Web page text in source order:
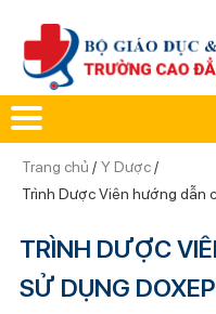
Trang chủ / Y Dược/
Trình Dược Viên hướng dẫn
TRÌNH DƯỢC
SỬ DỤNG